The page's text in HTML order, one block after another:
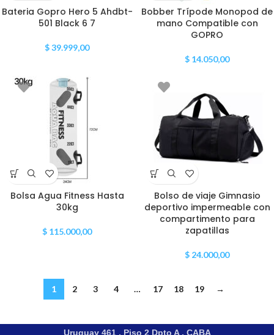
Bateria Gopro Hero 5 Ahdbt-
501 Black 6 7
$39.999,00
Bobber Trípode Monopod de
mano Compatible con
GOPRO
$ 14.050,00
Bolsa Agua Fitness Hasta
30kg
$ 115.000,00
Bolso de viaje Gimnasio
deportivo impermeable con
compartimento para
zapatillas
$ 24.000,00
1 2 3 4 … 17 18 19 →
Uruguay 461 , Piso 2 Dpto A , CABA